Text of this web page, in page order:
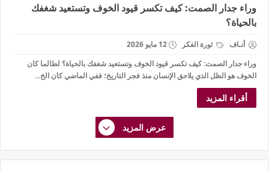
وراء جدار الصمت: كيف تكسر قيود الخوف وتستعيد شغفك
بالحياة؟
أنـاف ثورة الفكر
12 مايو 2026
وراء جدار الصمت: كيف تكسر قيود الخوف وتستعيد شغفك بالحياة؟ لطالما كان
الخوف هو الظل الذي يلاحق الإنسان منذ فجر التاريخ؛ ففي الماضي كان الخ...
أقراء المزيد
عرض المزيد